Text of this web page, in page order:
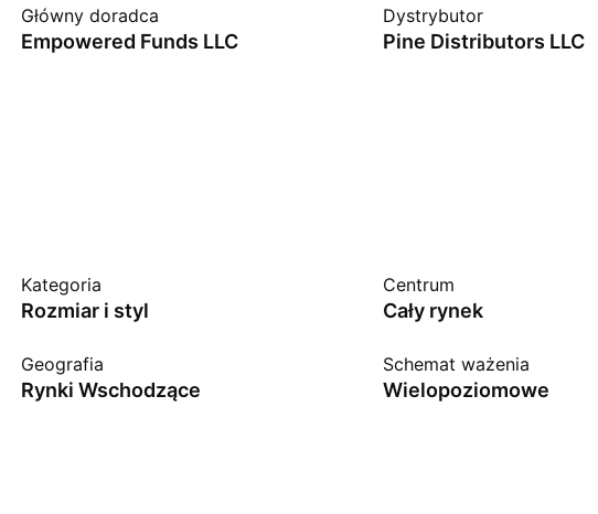
Główny doradca
Empowered Funds LLC
Dystrybutor
Pine Distributors LLC
Kategoria
Rozmiar i styl
Centrum
Cały rynek
Geografia
Rynki Wschodzące
Schemat ważenia
Wielopoziomowe